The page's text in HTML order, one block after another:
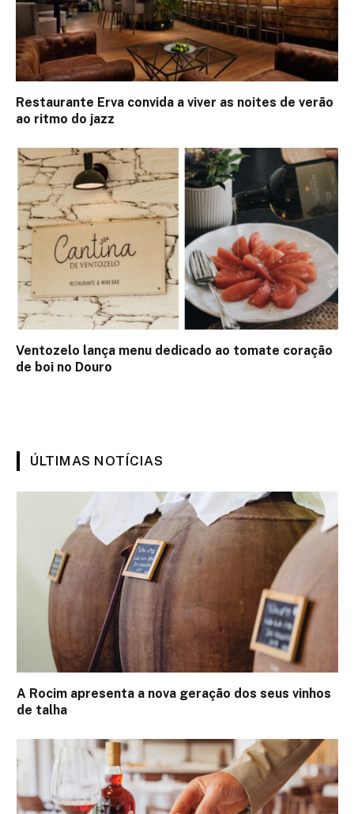
Restaurante Erva convida a viver as noites de verão
ao ritmo do jazz
Ventozelo lança menu dedicado ao tomate coração
de boi no Douro
ÚLTIMAS NOTÍCIAS
A Rocim apresenta a nova geração dos seus vinhos
de talha